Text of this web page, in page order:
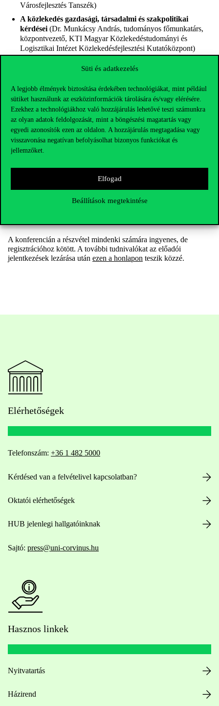
Süti és adatkezelés
A legjobb élmények biztosítása érdekében technológiákat, mint például
sütiket használunk az eszközinformációk tárolására és/vagy elérésére.
Ezekhez a technológiákhoz való hozzájárulás lehetővé teszi számunkra
az olyan adatok feldolgozását, mint a böngészési magatartás vagy
egyedi azonosítók ezen az oldalon. A hozzájárulás megtagadása vagy
visszavonása negatívan befolyásolhat bizonyos funkciókat és
jellemzőket.
Elfogad
Beállítások megtekintése
Városfejlesztés Tanszék)
A közlekedés gazdasági, társadalmi és szakpolitikai
kérdései (Dr. Munkácsy András, tudományos főmunkatárs,
központvezető, KTI Magyar Közlekedéstudományi és
Logisztikai Intézet Közlekedésfejlesztési Kutatóközpont)
tudományos főmunkatárs, KTI, egyetemi adjunktus, Corvinus
Városfejlesztés Tanszék)
Fenntartható mobilitás (Dr. Munkácsy András, tudományos
főmunkatárs, központvezető, KTI Magyar
Közlekedéstudományi és Logisztikai Intézet
Közlekedésfejlesztési Kutatóközpont)
előadások szerkesztett változata – lektorálást követően – a
Turizmus Bulletin, illetve a Magyar Közlekedéstudományi és
Logisztikai Intézet (KTI)Közlekedés és mobilitás
A konferencián a részvétel mindenki számára ingyenes, de
regisztrációhoz kötött. A további tudnivalókat az előadói
jelentkezések lezárása után ezen a honlapon teszik közzé.
Elérhetőségek
Telefonszám: +36 1 482 5000
Kérdésed van a felvételivel kapcsolatban?
Oktatói elérhetőségek
HUB jelenlegi hallgatóinknak
Sajtó: press@uni-corvinus.hu
Hasznos linkek
Nyitvatartás
Házirend